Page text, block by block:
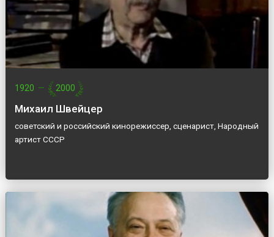
1920 — 2000
Михаил Швейцер
советский и российский кинорежиссер, сценарист, Народный
артист СССР